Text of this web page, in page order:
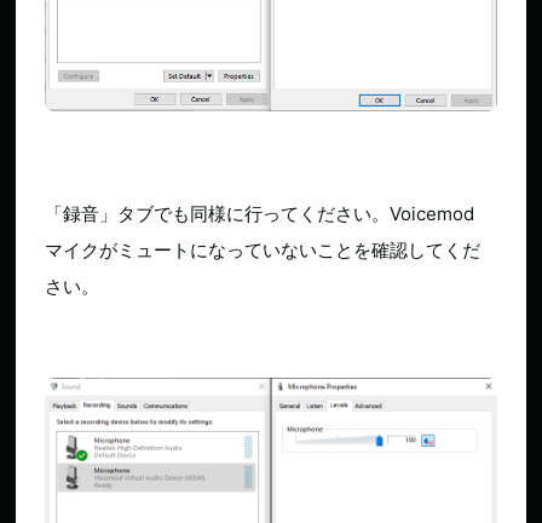
「録音」タブでも同様に行ってください。Voicemod
マイクがミュートになっていないことを確認してくだ
さい。